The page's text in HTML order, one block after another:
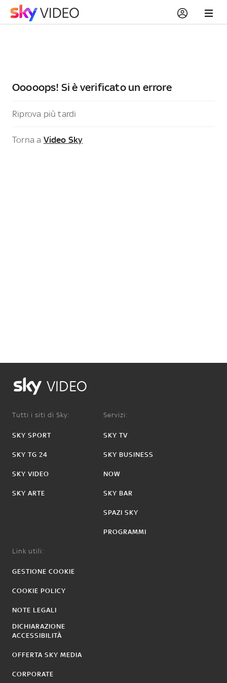
Ooooops! Si è verificato un errore
Riprova più tardi
Torna a Video Sky
VIDEO
Tutti i siti di Sky:
SKY SPORT
SKY TG 24
SKY VIDEO
SKY ARTE
Servizi:
SKY TV
SKY BUSINESS
NOW
SKY BAR
SPAZI SKY
PROGRAMMI
Link utili:
GESTIONE COOKIE
COOKIE POLICY
NOTE LEGALI
DICHIARAZIONE
ACCESSIBILITÀ
OFFERTA SKY MEDIA
CORPORATE